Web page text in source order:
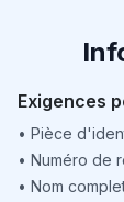
Exigences
• Pièce
• Numéro de
• Nom